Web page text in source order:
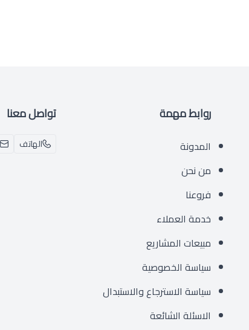
روابط مهمة
المدونة
من نحن
فروعنا
خدمة العملاء
مبيعات المشاريع
سياسة الخصوصية
سياسة الاسترجاع والاستبدال
الاسئلة الشائعة
تواصل معنا
الهاتف